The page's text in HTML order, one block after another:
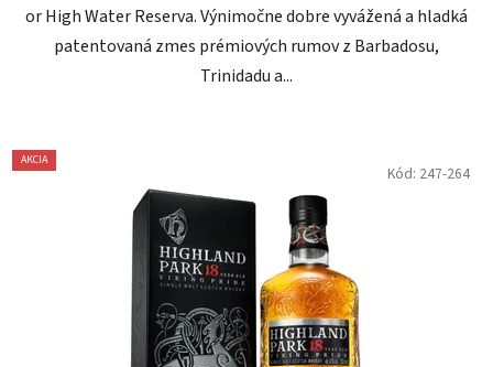
or High Water Reserva. Výnimočne dobre vyvážená a hladká
patentovaná zmes prémiových rumov z Barbadosu,
Trinidadu a...
AKCIA
Kód: 247-264